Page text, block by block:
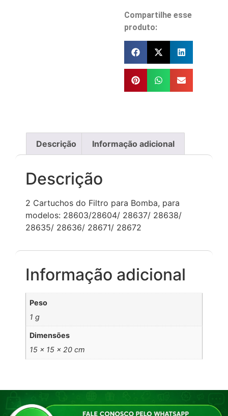
Compartilhe esse
produto:
Descrição Informação adicional
Descrição
2 Cartuchos do Filtro para Bomba, para
modelos: 28603/28604/ 28637/ 28638/
28635/ 28636/ 28671/ 28672
Informação adicional
Peso
1 g
Dimensões
15 × 15 × 20 cm